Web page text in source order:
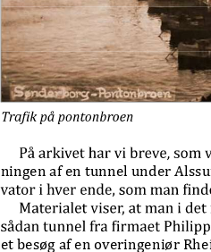
ningen af en tunnel under
et besøg af en overingeniør